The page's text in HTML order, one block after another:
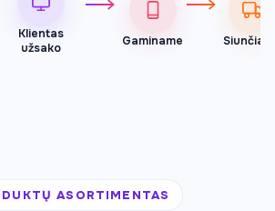
Klientas
užsako
Gaminame
ASORTIMENTAS